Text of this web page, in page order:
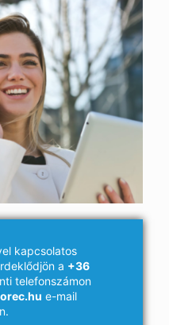
kapcsolatos
a +36
telefonszámon
e-mail